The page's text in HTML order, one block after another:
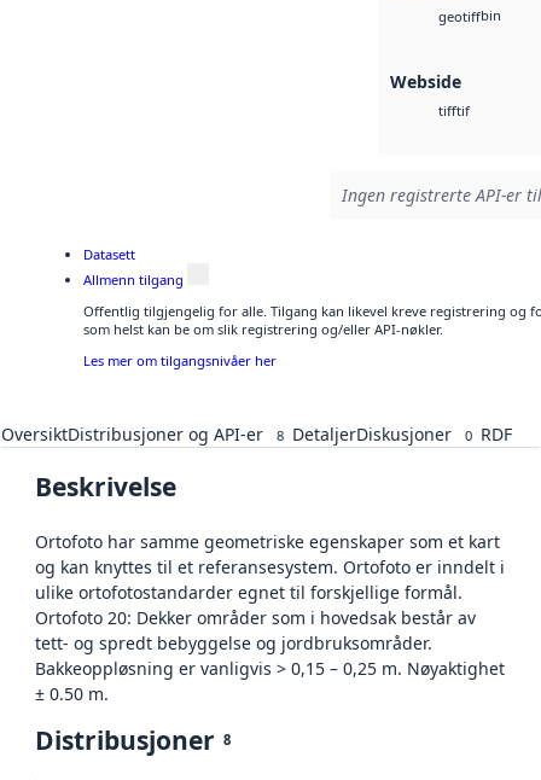
geotiffbin
Webside
tifftif
Ingen registrerte API-er
Datasett
Allmenn tilgang
Offentlig tilgjengelig for alle. Tilgang kan likevel kreve registrering og
som helst kan be om slik registrering og/eller API-nøkler.
Les mer om tilgangsnivåer her
OversiktDistribusjoner og API-er 8 DetaljerDiskusjoner 0 RDF
Beskrivelse
Ortofoto har samme geometriske egenskaper som et kart
og kan knyttes til et referansesystem. Ortofoto er inndelt i
ulike ortofotostandarder egnet til forskjellige formål.
Ortofoto 20: Dekker områder som i hovedsak består av
tett- og spredt bebyggelse og jordbruksområder.
Bakkeoppløsning er vanligvis > 0,15 – 0,25 m. Nøyaktighet
± 0.50 m.
Distribusjoner 8